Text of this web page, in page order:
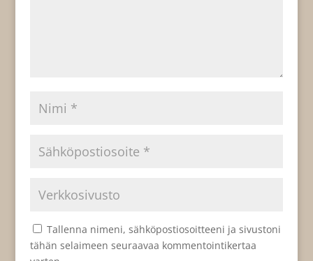
Tallenna nimeni, sähköpostiosoitteeni ja sivustoni
tähän selaimeen seuraavaa kommentointikertaa